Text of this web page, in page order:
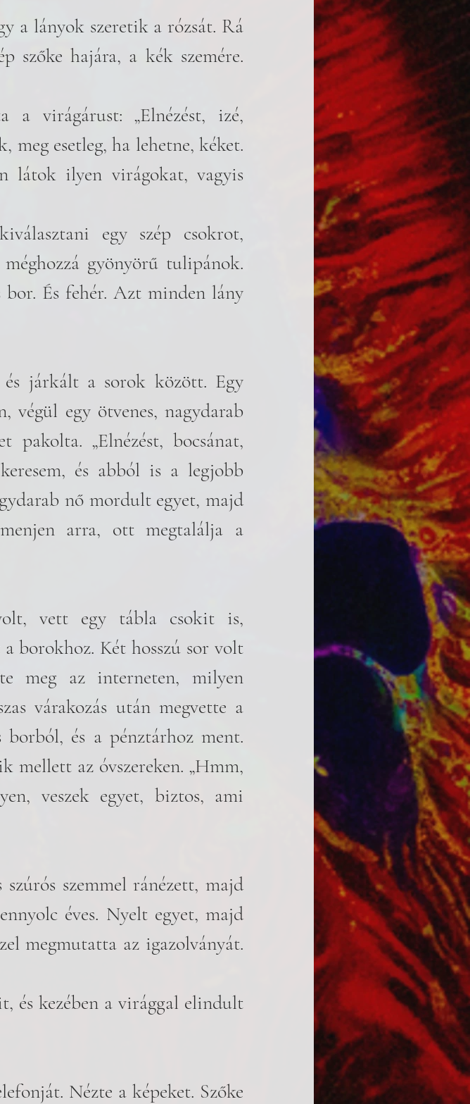
a lányok szeretik a rózsát. Rá
szőke hajára, a kék szemére.
a virágárust: „Elnézést, izé,
meg esetleg, ha lehetne, kéket.
látok ilyen virágokat, vagyis
egy szép csokrot,
gyönyörű tulipánok.
bor. És fehér. Azt minden lány
járkált a sorok között. Egy
végül egy ötvenes, nagydarab
pakolta. „Elnézést, bocsánat,
és abból is a legjobb
nő mordult egyet, majd
arra, ott megtalálja a
vett egy tábla csokit is,
borokhoz. Két hosszú sor volt
meg az interneten, milyen
várakozás után megvette a
és a pénztárhoz ment.
mellett az óvszereken. „Hmm,
veszek egyet, biztos, ami
szemmel ránézett, majd
éves. Nyelt egyet, majd
megmutatta az igazolványát.
és kezében a virággal elindult
Nézte a képeket. Szőke